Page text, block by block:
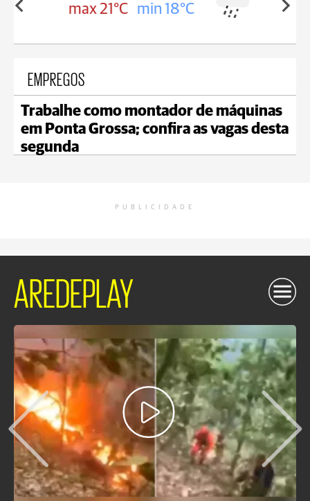
18°C max 20°C min 18°C
EMPREGOS
Trabalhe como montador de máquinas
em Ponta Grossa; confira as vagas desta
segunda
PUBLICIDADE
AREDEPLAY